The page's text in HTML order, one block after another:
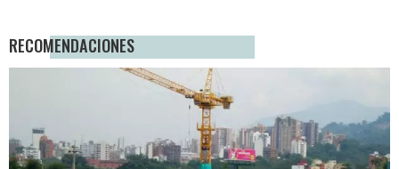
RECOMENDACIONES